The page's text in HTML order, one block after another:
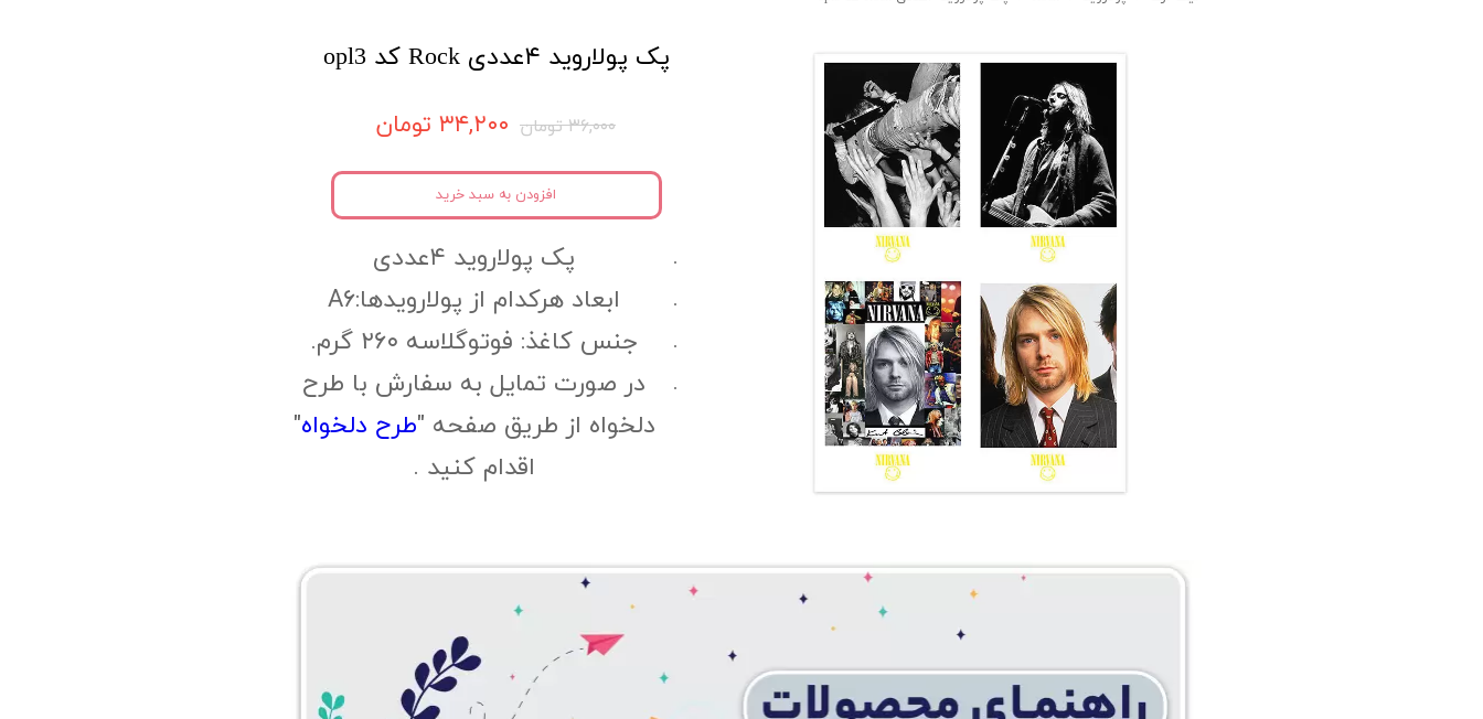
پک پولاروید ۴عددی Rock کد opl3
۳۶,۰۰۰ تومان ۳۴,۲۰۰ تومان
پک پولاروید ۴عددی
ابعاد هرکدام از پولارویدها:A6
جنس کاغذ: فوتوگلاسه ۲۶۰ گرم.
در صورت تمایل به سفارش با طرح
دلخواه از طریق صفحه "طرح دلخواه"
اقدام کنید .
افزودن به سبد خرید